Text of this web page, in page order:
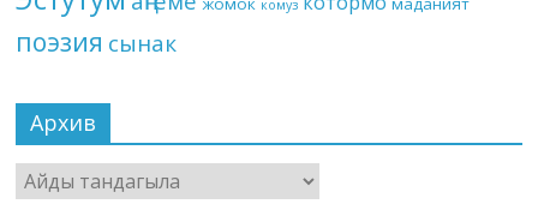
комуз
поэзия сынак
Архив
Архив